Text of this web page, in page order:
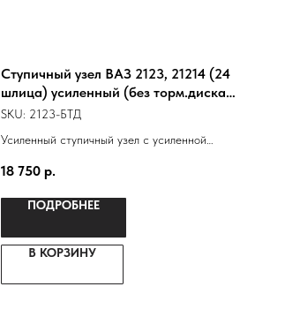
Ступичный узел ВАЗ 2123, 21214 (24
шлица) усиленный (без торм.диска)
к-т на машину
SKU: 2123-БТД
Усиленный ступичный узел с усиленной
грузовика "Ивеко"
18 750 р.
ПОДРОБНЕЕ
В КОРЗИНУ